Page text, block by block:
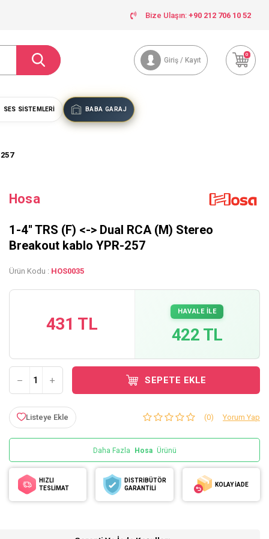
Bize Ulaşın: +90 212 706 10 52
Giriş / Kayıt
0
SES SISTEMLERI BABA GARAJ
Hosa
1-4'' TRS (F) <-> Dual RCA (M) Stereo
Breakout kablo YPR-257
Ürün Kodu : HOS0035
431 TL
HAVALE İLE
422 TL
SEPETE EKLE
Listeye Ekle (0) Yorum Yap
Daha Fazla Hosa Ürünü
HIZLI
TESLİMAT
DİSTRİBÜTÖR
GARANTİLİ
KOLAY İADE